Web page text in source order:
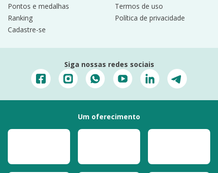
Pontos e medalhas
Ranking
Cadastre-se
Termos de uso
Política de privacidade
Siga nossas redes sociais
Um oferecimento